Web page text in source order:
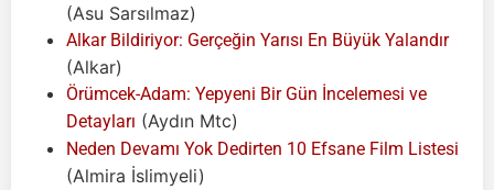
(Asu Sarsılmaz)
Alkar Bildiriyor: Gerçeğin Yarısı En Büyük Yalandır
(Alkar)
Örümcek-Adam: Yepyeni Bir Gün İncelemesi ve
Detayları (Aydın Mtc)
Neden Devamı Yok Dedirten 10 Efsane Film Listesi
(Almira İslimyeli)